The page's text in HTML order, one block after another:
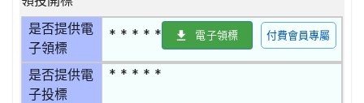
是否提供電
子領標
* * * * * 電子領標 付費會員專屬
是否提供電
子投標
* * * * *